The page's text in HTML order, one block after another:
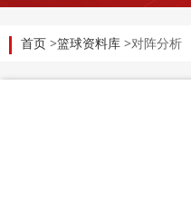
首页 >篮球资料库 >对阵分析